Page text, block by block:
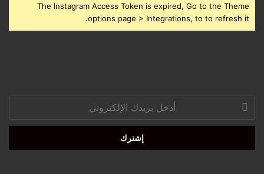
The Instagram Access Token is expired, Go to the Theme
options page > Integrations, to to refresh it.
بريدك
الإلكتروني